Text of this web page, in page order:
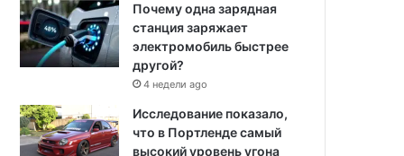
Почему одна зарядная
станция заряжает
электромобиль быстрее
другой?
4 недели ago
Исследование показало,
что в Портленде самый
высокий уровень угона